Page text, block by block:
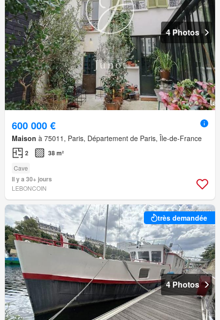
4 Photos
600 000 €
Maison à 75011, Paris, Département de Paris, Île-de-France
2 38 m²
Cave
Il y a 30+ jours
LEBONCOIN
très demandée
4 Photos